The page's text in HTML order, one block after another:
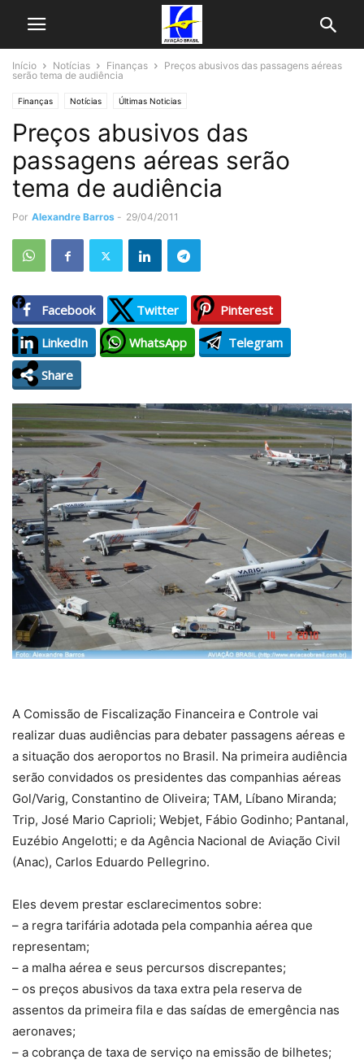
Início Notícias Finanças
Preços abusivos das passagens aéreas
serão tema de audiência
Finanças Notícias Últimas Noticias
Preços abusivos das
passagens aéreas serão
tema de audiência
Por Alexandre Barros - 29/04/2011
Facebook Twitter
Pinterest
LinkedIn
WhatsApp
Telegram
Share
A Comissão de Fiscalização Financeira e Controle vai
realizar duas audiências para debater passagens aéreas e
a situação dos aeroportos no Brasil. Na primeira audiência
serão convidados os presidentes das companhias aéreas
Gol/Varig, Constantino de Oliveira; TAM, Líbano Miranda;
Trip, José Mario Caprioli; Webjet, Fábio Godinho; Pantanal,
Euzébio Angelotti; e da Agência Nacional de Aviação Civil
(Anac), Carlos Eduardo Pellegrino.
Eles devem prestar esclarecimentos sobre:
– a regra tarifária adotada pela companhia aérea que
representam;
– a malha aérea e seus percursos discrepantes;
– os preços abusivos da taxa extra pela reserva de
assentos da primeira fila e das saídas de emergência nas
aeronaves;
– a cobrança de taxa de serviço na emissão de bilhetes;